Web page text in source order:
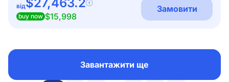
від
buy now $15,998
Замовити
Завантажити ще